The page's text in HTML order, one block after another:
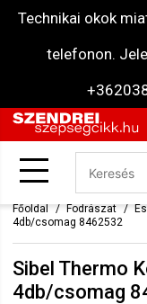
Technikai okok
telefonon.
Főoldal Fodrászat
4db/csomag 8462532
Sibel Thermo
4db/csomag